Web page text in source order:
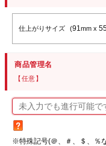
仕上がりサイズ (91mm x
商品管理名
【任意】
※特殊記号(＠、＃、＄、％